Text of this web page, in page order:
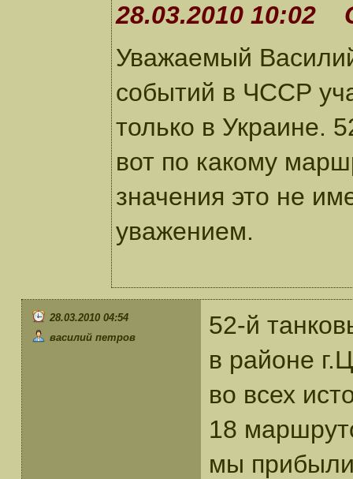
28.03.2010 10:02
Уважаемый
событий в ЧССР
только в Украине.
вот по какому
значения это не
уважением.
28.03.2010 04:54
василий петров
52-й
в районе
во всех
18
мы прибыли